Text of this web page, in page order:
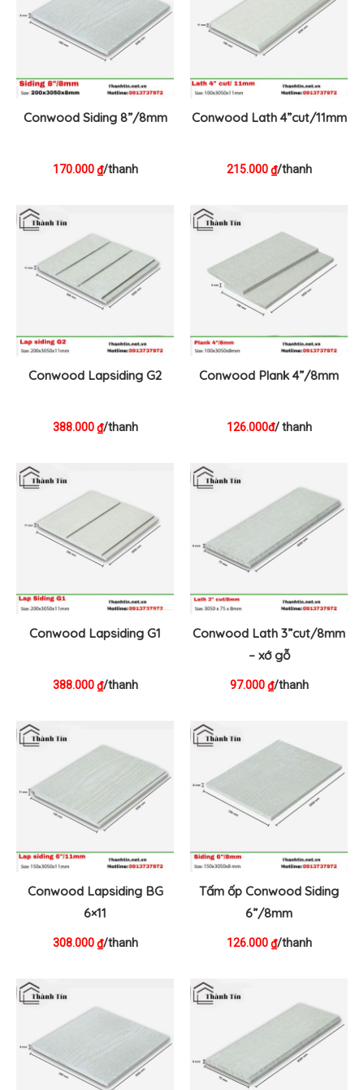
Conwood Siding 8”/8mm
170.000₫/thanh
Conwood Lath 4”cut/11mm
215.000₫/thanh
Conwood Lapsiding G2
388.000₫/thanh
Conwood Plank 4”/8mm
126.000đ/ thanh
Conwood Lapsiding G1
388.000₫/thanh
Conwood Lath 3”cut/8mm
– xớ gỗ
97.000₫/thanh
Conwood Lapsiding BG
6×11
308.000₫/thanh
Tấm ốp Conwood Siding
6”/8mm
126.000₫/thanh